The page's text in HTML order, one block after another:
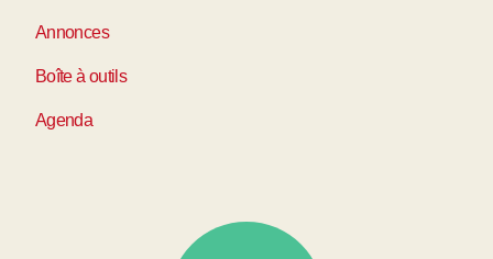
Annonces
Boîte à outils
Agenda